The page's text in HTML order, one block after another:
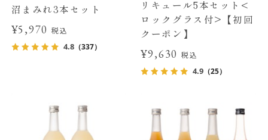
沼まみれ3本セット
¥5,970税込
4.8（337）
リキュール5本セット<
ロックグラス付>【初回
クーポン】
¥9,630 税込
4.9 （25）